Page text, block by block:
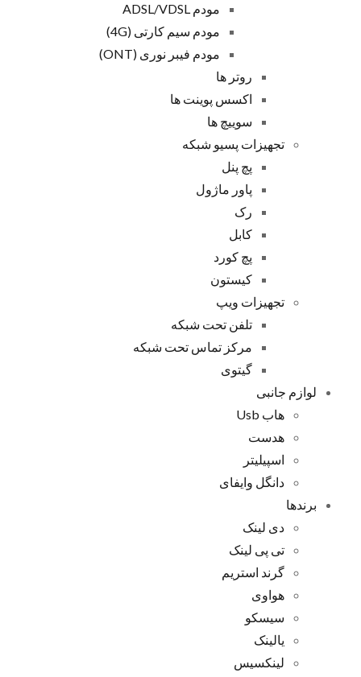
مودم ADSL/VDSL
مودم سیم کارتی (4G)
مودم فیبر نوری (ONT)
روتر ها
اکسس پوینت ها
سوییچ ها
تجهیزات پسیو شبکه
پچ پنل
پاور ماژول
رک
کابل
پچ کورد
کیستون
تجهیزات ویپ
تلفن تحت شبکه
مرکز تماس تحت شبکه
گیتوی
لوازم جانبی
هاب Usb
هدست
اسپیلیتر
دانگل وایفای
برندها
دی لینک
تی پی لینک
گرند استریم
هواوی
سیسکو
یالینک
لینکسیس